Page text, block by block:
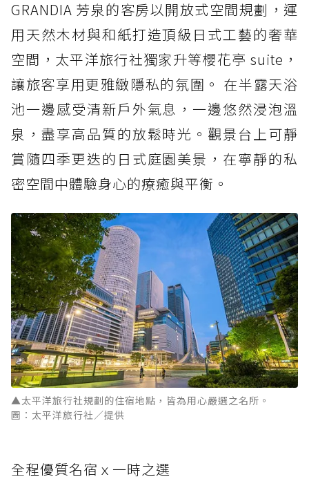
GRANDIA 芳泉的客房以開放式空間規劃，運
用天然木材與和紙打造頂級日式工藝的奢華
空間，太平洋旅行社獨家升等櫻花亭 suite，
讓旅客享用更雅緻隱私的氛圍。 在半露天浴
池一邊感受清新戶外氣息，一邊悠然浸泡溫
泉，盡享高品質的放鬆時光。觀景台上可靜
賞隨四季更迭的日式庭園美景，在寧靜的私
密空間中體驗身心的療癒與平衡。
▲太平洋旅行社規劃的住宿地點，皆為用心嚴選之名所。
圖：太平洋旅行社／提供
全程優質名宿ｘ一時之選